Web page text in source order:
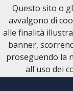
NECROLOGI
Questo sito o
avvalgono di
alle finalità
banner,
proseguendo la
all'uso dei